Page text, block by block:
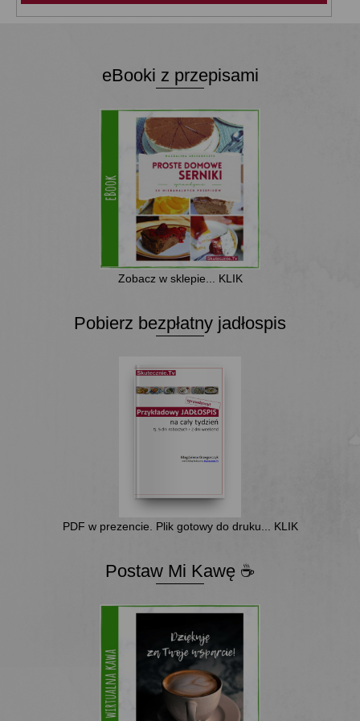
eBooki z przepisami
Zobacz w sklepie... KLIK
Pobierz bezpłatny jadłospis
PDF w prezencie. Plik gotowy do druku... KLIK
Postaw Mi Kawę ☕